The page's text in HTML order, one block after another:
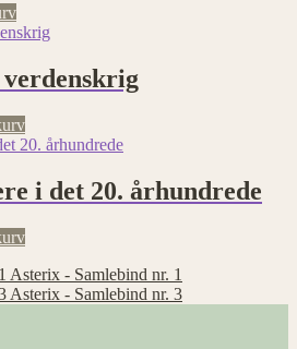
i det 20. århundrede
Asterix - Samlebind nr. 1
Asterix - Samlebind nr. 3